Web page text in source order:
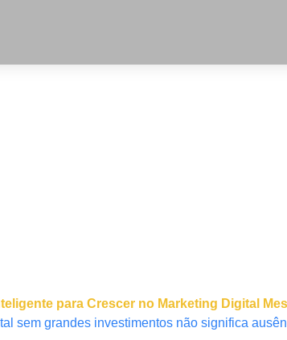
para Crescer no Marketing Digital
sem grandes investimentos não significa